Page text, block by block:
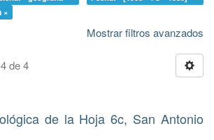
×
Mostrar filtros avanzados
de 4
de la Hoja 6c, San Antonio